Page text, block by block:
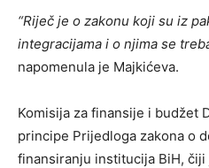
“Riječ je o zakonu koji su iz
integracijama i o njima se
napomenula je Majkićeva.
Komisija za finansije i budžet
principe Prijedloga zakona o
finansiranju institucija BiH,